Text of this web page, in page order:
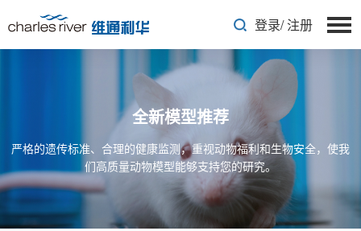
登录/注册
全新模型推荐
严格的遗传标准、合理的健康监测，重视动物福利和生物安全，使我
们高质量动物模型能够支持您的研究。